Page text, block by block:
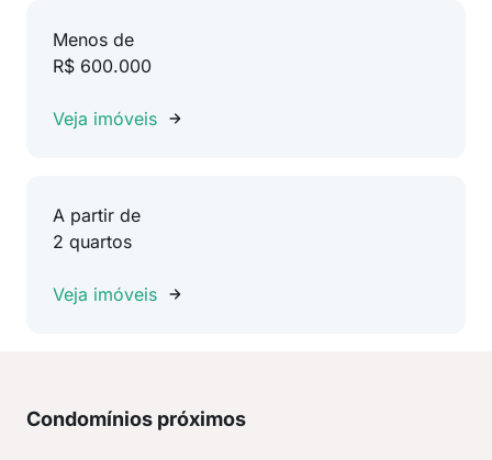
Menos de
R$ 600.000
Veja imóveis
A partir de
2 quartos
Veja imóveis
Condomínios próximos